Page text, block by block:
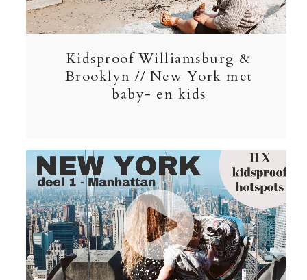
Kidsproof Williamsburg &
Brooklyn // New York met
baby- en kids